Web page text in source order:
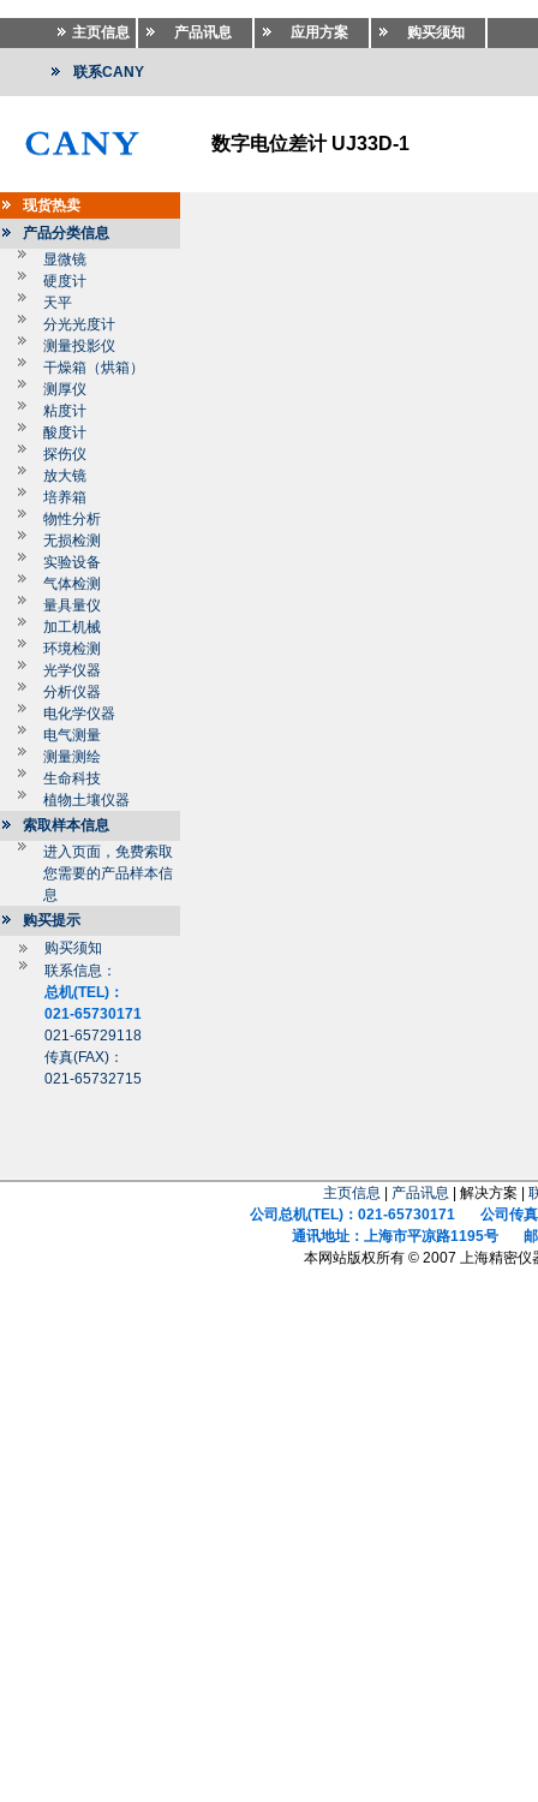
主页信息 产品讯息 应用方案 购买须知
联系CANY
数字电位差计 UJ33D-1
现货热卖
产品分类信息
显微镜
硬度计
天平
分光光度计
测量投影仪
干燥箱（烘箱）
测厚仪
粘度计
酸度计
探伤仪
放大镜
培养箱
物性分析
无损检测
实验设备
气体检测
量具量仪
加工机械
环境检测
光学仪器
分析仪器
电化学仪器
电气测量
测量测绘
生命科技
植物土壤仪器
索取样本信息
进入页面，免费索取
您需要的产品样本信
息
购买提示
购买须知
联系信息：
总机(TEL)：
021-65730171
021-65729118
传真(FAX)：
021-65732715
主页信息 产品讯息 | 解决方案 |
公司总机(TEL)：021-65730171 公司传真
通讯地址：上海市平凉路1195号 邮
本网站版权所有 © 2007 上海精密仪